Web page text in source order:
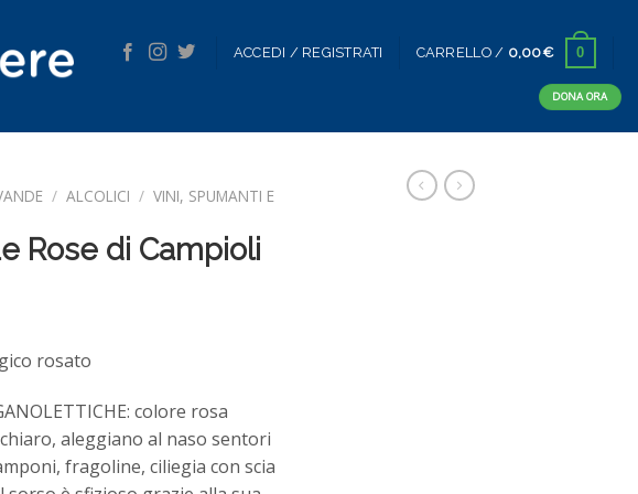
ACCEDI / REGISTRATI CARRELLO / 0,00€ 0
DONA ORA
/ ALCOLICI / VINI, SPUMANTI E
Rose di Campioli
rosato
colore rosa
aleggiano al naso sentori
fragoline, ciliegia con scia